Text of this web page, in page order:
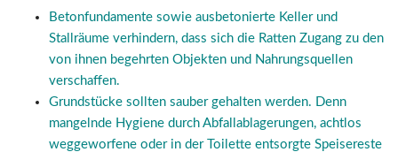
Betonfundamente sowie ausbetonierte Keller und
Stallräume verhindern, dass sich die Ratten Zugang zu den
von ihnen begehrten Objekten und Nahrungsquellen
verschaffen.
Grundstücke sollten sauber gehalten werden. Denn
mangelnde Hygiene durch Abfallablagerungen, achtlos
weggeworfene oder in der Toilette entsorgte Speisereste